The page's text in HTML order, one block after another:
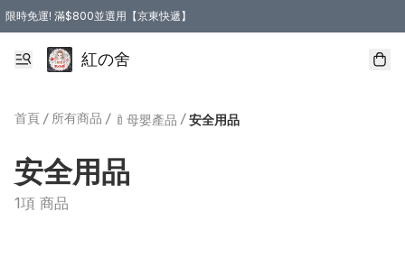
限時免運! 滿$800並選用【京東快遞】
紅の舍
首頁 / 所有商品 / 🍼母嬰產品 / 安全用品
安全用品
1項 商品